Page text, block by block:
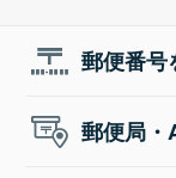
郵便番号
郵便局・